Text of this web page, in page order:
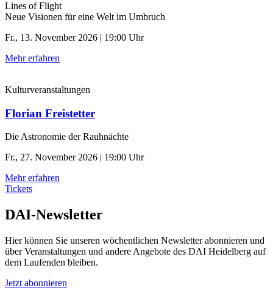
Lines of Flight
Neue Visionen für eine Welt im Umbruch
Fr., 13. November 2026 | 19:00 Uhr
Mehr erfahren
Kulturveranstaltungen
Florian Freistetter
Die Astronomie der ­Rauhnächte
Fr., 27. November 2026 | 19:00 Uhr
Mehr erfahren
Tickets
DAI-Newsletter
Hier können Sie unseren wöchentlichen Newsletter abonnieren und
über Veranstaltungen und andere Angebote des DAI Heidelberg auf
dem Laufenden bleiben.
Jetzt abonnieren